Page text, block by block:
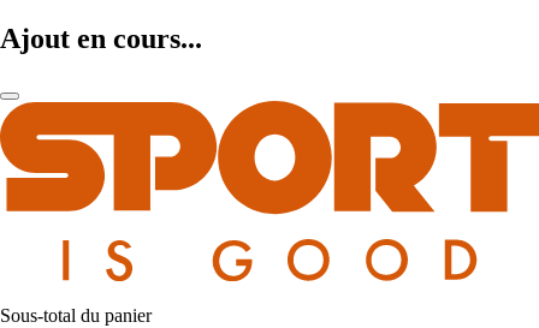
Ajout en cours...
Sous-total du panier